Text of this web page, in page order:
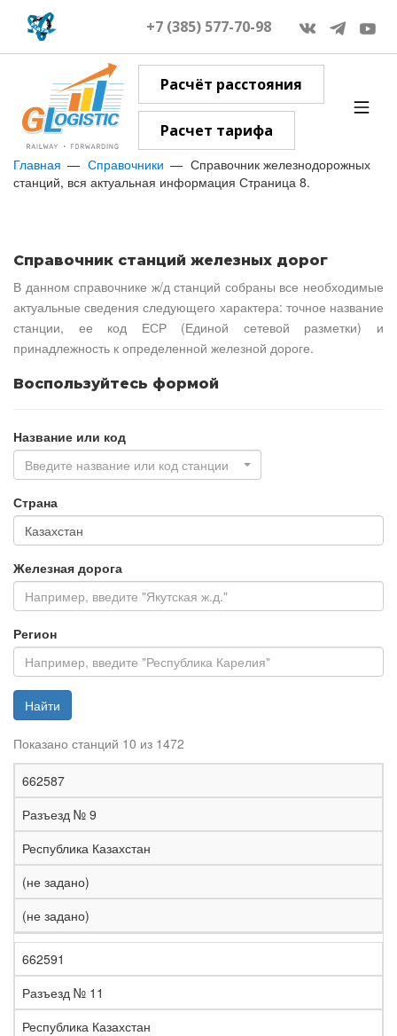
+7 (385) 577-70-98
Расчёт расстояния
Расчет тарифа
Главная Справочники
Справочник железнодорожных
станций, вся актуальная информация Страница 8.
Справочник станций железных дорог
В данном справочнике ж/д станций собраны все необходимые
актуальные сведения следующего характера: точное название
станции, ее код ЕСР (Единой сетевой разметки) и
принадлежность к определенной железной дороге.
Воспользуйтесь формой
Название или код
Введите название или код станции
Страна
Железная дорога
Регион
Найти
Показано станций 10 из 1472
К
о
д
Н
а
з
в
а
н
и
е
С
т
а
н
а
е
л
е
з
н
я
о
о
г
а
е
и
н
662587
Разъезд № 9
Республика Казахстан
(не задано)
(не задано)
662591
Разъезд № 11
Республика Казахстан